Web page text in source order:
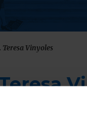
Vinyoles
Història, en